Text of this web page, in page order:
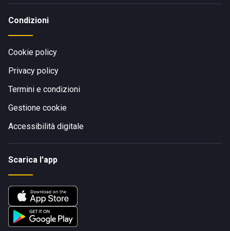
Condizioni
Cookie policy
Privacy policy
Termini e condizioni
Gestione cookie
Accessibilità digitale
Scarica l'app